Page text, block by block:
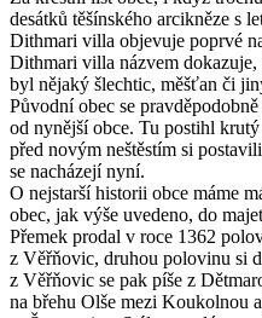
desátků těšínského arcikněze s
Dithmari villa objevuje poprvé
Dithmari villa názvem
byl nějaký šlechtic, měšťan či
Původní obec se
od nynější obce. Tu postihl
před novým neštěstím si
se nacházejí nyní.
O nejstarší historii obce máme
obec, jak výše uvedeno, do
Přemek prodal v roce 1362
z Věřňovic, druhou polovinu si
z Věřňovic se pak píše z
na břehu Olše mezi Koukolnou